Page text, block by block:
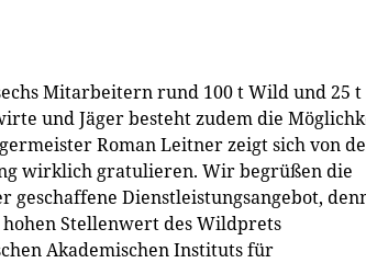
Mitarbeitern rund 100 t Wild und 25 t
und Jäger besteht zudem die
Roman Leitner zeigt sich von
wirklich gratulieren. Wir begrüßen die
geschaffene Dienstleistungsangebot,
Stellenwert des Wildprets
Akademischen Instituts für